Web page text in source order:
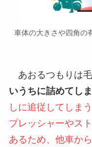
車体の大きさや四角の
あおるつもりは毛
いうちに詰めてし
しに追従してしま
プレッシャーやス
あるため、他車か